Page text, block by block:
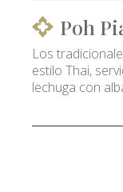
Poh
Los
estilo Thai,
lechuga con